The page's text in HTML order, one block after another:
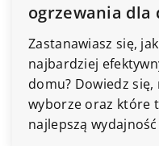
ogrzewania dla
Zastanawiasz się,
najbardziej
domu? Dowiedz
wyborze oraz które
najlepszą